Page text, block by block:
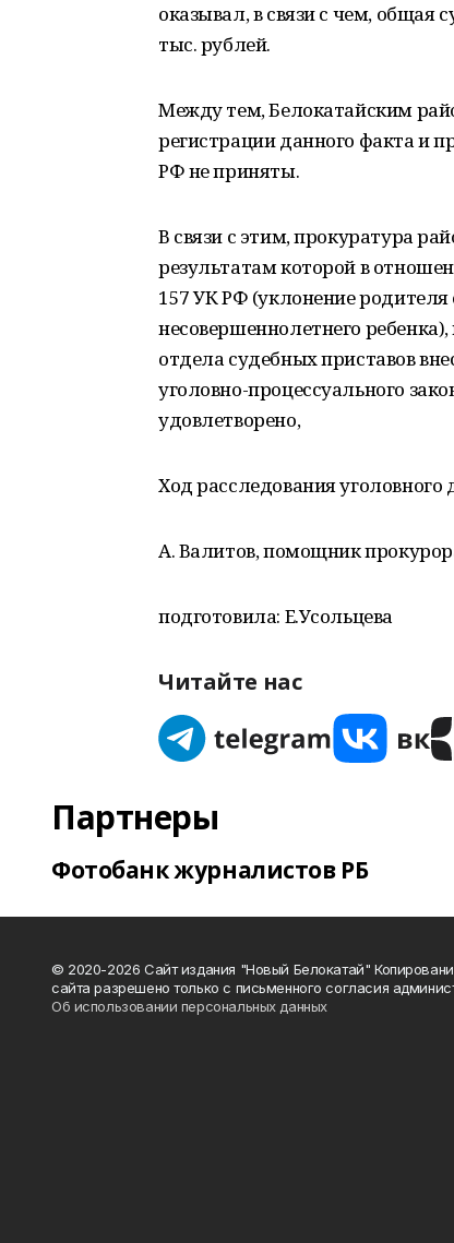
оказывал, в связи с чем,
тыс. рублей.
Между тем, Белокатайским
регистрации данного факта и
РФ не приняты.
В связи с этим, прокуратура
результатам которой в
157 УК РФ (уклонение
несовершеннолетнего
отдела судебных приставов
уголовно-процессуального
удовлетворено,
Ход расследования
А. Валитов, помощник
подготовила: Е.Усольцева
Читайте нас
Партнеры
Фотобанк журналистов РБ
© 2020-2026 Сайт издания "Новый Белокатай"
сайта разрешено только с письменного согласия
Об использовании персональных данных